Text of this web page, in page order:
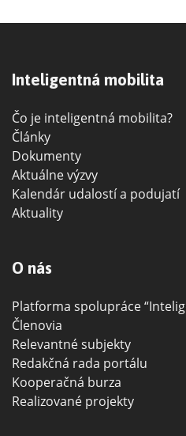
Inteligentná mobilita
Čo je inteligentná mobilita?
Články
Dokumenty
Aktuálne výzvy
Kalendár udalostí a podujatí
Aktuality
O nás
Platforma spolupráce
Členovia
Relevantné subjekty
Redakčná rada portálu
Kooperačná burza
Realizované projekty